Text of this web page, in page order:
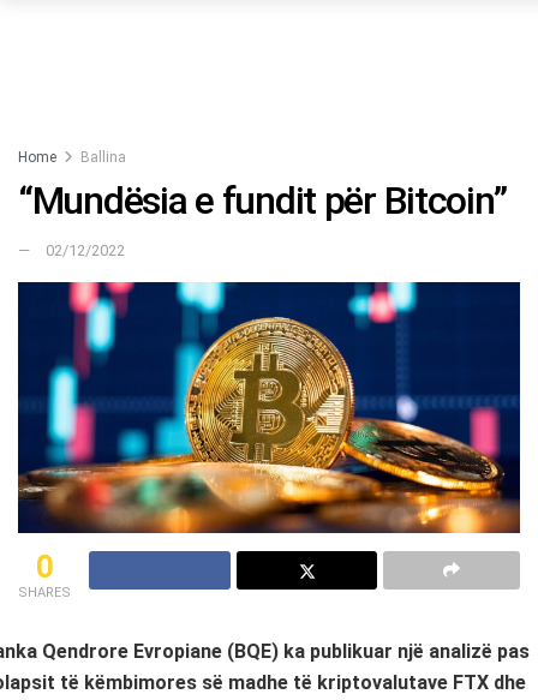
Home Ballina
“Mundësia e fundit për Bitcoin”
02/12/2022
0
SHARES
Qendrore Evropiane (BQE) ka publikuar një analizë pas
të këmbimores së madhe të kriptovalutave FTX dhe